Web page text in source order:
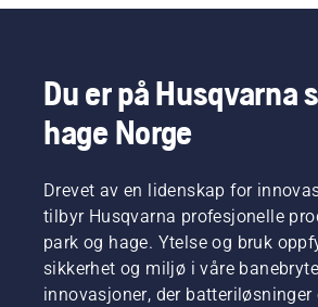
fagfolkene
innen
skogbruk
og
i deres
respektive
land. De
utgjør
vårt H-
Team.
Du er på Husqvarna
hage Norge
Drevet av en lidenskap for
tilbyr Husqvarna profesjonelle
park og hage. Ytelse og bruk
sikkerhet og miljø i våre
innovasjoner, der